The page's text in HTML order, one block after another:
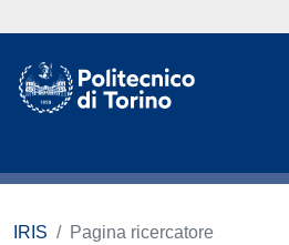
IRIS Pagina ricercatore